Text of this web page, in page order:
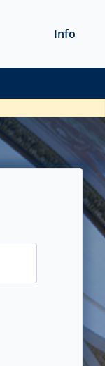
Info